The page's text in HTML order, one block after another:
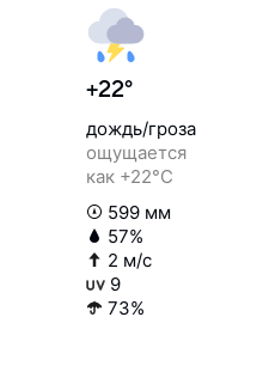
+22°
дождь/гроза
ощущается
как +22°C
599 мм
57%
2 м/с
9
73%